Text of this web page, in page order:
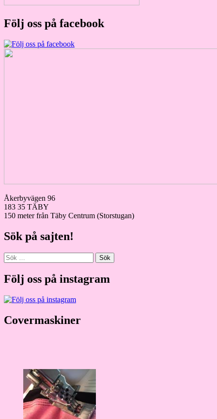
Följ oss på facebook
Åkerbyvägen 96
183 35 TÄBY
150 meter från Täby Centrum (Storstugan)
Sök på sajten!
Sök
efter:
Följ oss på instagram
Covermaskiner